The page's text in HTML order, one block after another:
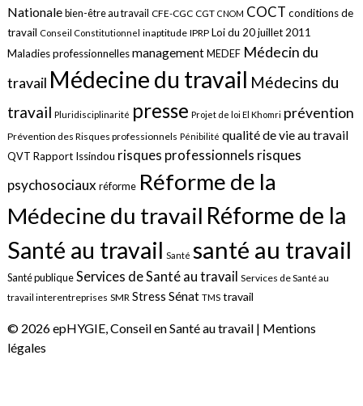
Nationale bien-être au travail CFE-CGC CGT CNOM COCT conditions de
travail Conseil Constitutionnel inaptitude IPRP Loi du 20 juillet 2011
Maladies professionnellesmanagement MEDEF Médecin du
travail Médecine du travail Médecins du
travail Pluridisciplinarité presse Projet de loi El Khomri prévention
Prévention des Risques professionnels Pénibilité qualité de vie au travail
QVT Rapport Issindou risques professionnels risques
psychosociauxréforme Réforme de la
Médecine du travail Réforme de la
Santé au travail Santé santé au travail
Santé publiqueServices de Santé au travail Services de Santé au
travail interentreprises SMR Stress Sénat TMS travail
© 2026 epHYGIE, Conseil en Santé au travail | Mentions
légales